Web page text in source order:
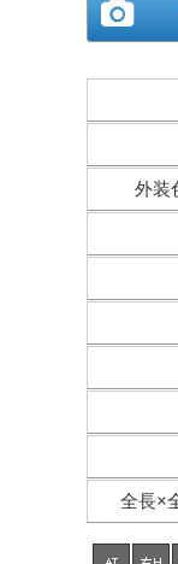
外装
全長×